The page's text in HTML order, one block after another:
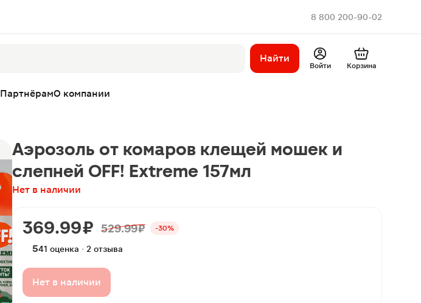
8 800 200-90-02
Найти
Войти Корзина
ПартнёрамО компании
Аэрозоль от комаров клещей мошек и
слепней OFF! Extreme 157мл
Нет в наличии
369.99 ₽ 529.99 ₽ -30%
541 оценка · 2 отзыва
Нет в наличии